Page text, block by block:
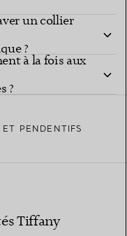
un collier
?
à la fois aux
?
PENDENTIFS
Tiffany